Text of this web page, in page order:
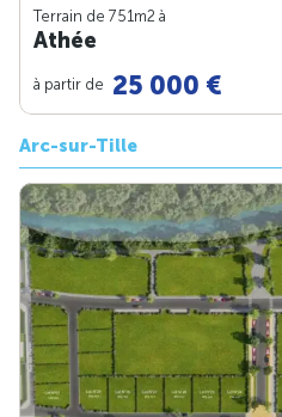
Terrain de 751m2 à
Athée
à partir de 25 000 €
Arc-sur-Tille